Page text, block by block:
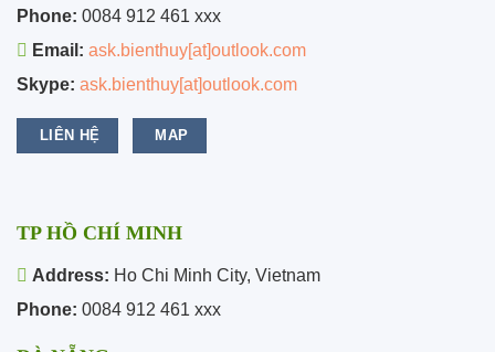
Phone: 0084 912 461 xxx
Email: ask.bienthuy[at]outlook.com
Skype: ask.bienthuy[at]outlook.com
LIÊN HỆ MAP
TP HỒ CHÍ MINH
Address: Ho Chi Minh City, Vietnam
Phone: 0084 912 461 xxx